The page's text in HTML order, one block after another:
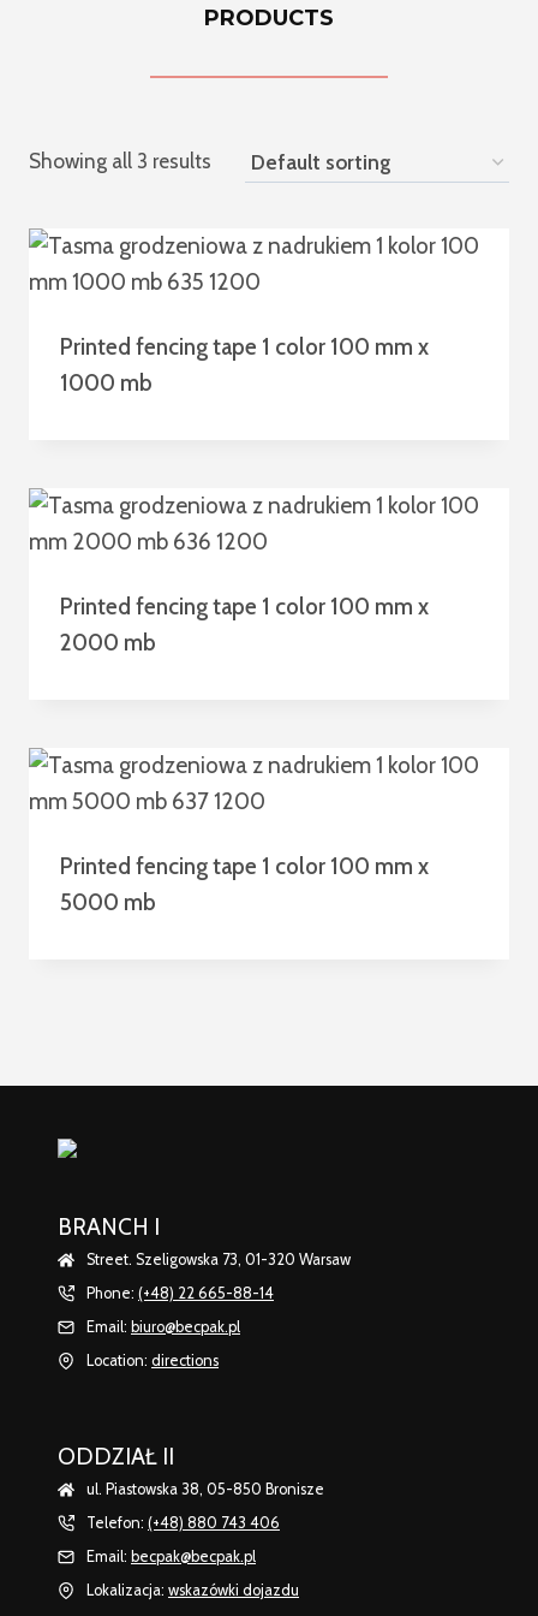
PRODUCTS
Showing all 3 results
Printed fencing tape 1 color 100 mm x
1000 mb
Printed fencing tape 1 color 100 mm x
2000 mb
Printed fencing tape 1 color 100 mm x
5000 mb
BRANCH I
Street. Szeligowska 73, 01-320 Warsaw
Phone: (+48) 22 665-88-14
Email: biuro@becpak.pl
Location: directions
ODDZIAŁ II
ul. Piastowska 38, 05-850 Bronisze
Telefon: (+48) 880 743 406
Email: becpak@becpak.pl
Lokalizacja: wskazówki dojazdu